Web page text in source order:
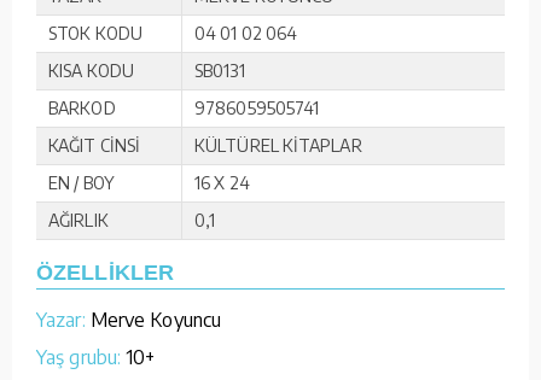
STOK KODU
04 01 02 064
KISA KODU
SB0131
BARKOD
9786059505741
KAĞIT CİNSİ
KÜLTÜREL KİTAPLAR
EN / BOY
16 X 24
AĞIRLIK
0,1
ÖZELLİKLER
Yazar: Merve Koyuncu
Yaş grubu: 10+